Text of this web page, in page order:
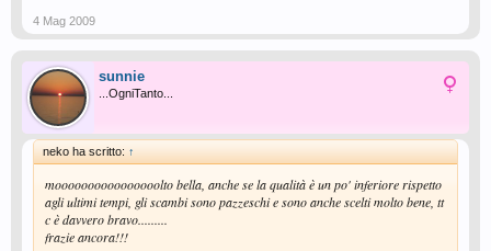
4 Mag 2009
sunnie
...OgniTanto...
neko ha scritto: ↑
moooooooooooooooolto bella, anche se la qualità è un po' inferiore rispetto
agli ultimi tempi, gli scambi sono pazzeschi e sono anche scelti molto bene, tt
c è davvero bravo.........
frazie ancora!!!